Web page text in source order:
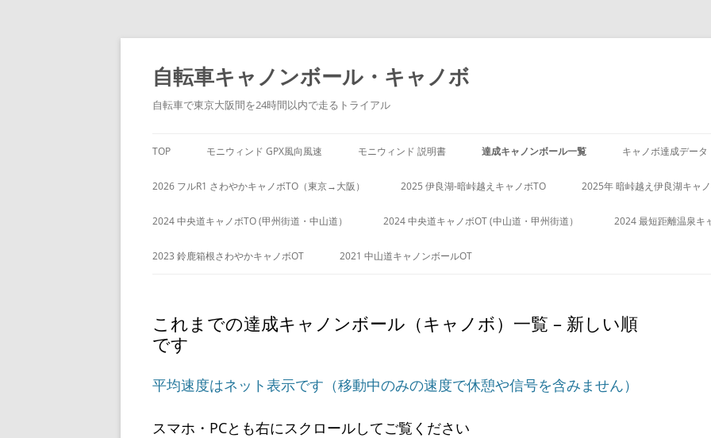
コ
テ
ン
ツ
へ
キ
ッ
自転車キャノンボール・キャノボ
自転車で東京大阪間を24時間以内で走るトライアル
TOP モニウィンド GPX風向風速 モニウィンド 説明書 達成キャノンボール一覧 キャノボ達成データ
2026 フルR1 さわやかキャノボTO（東京→大阪） 2025 伊良湖-暗峠越えキャノボTO 2025年 暗峠越え伊良湖キャ
2024 中央道キャノボTO (甲州街道・中山道） 2024 中央道キャノボOT (中山道・甲州街道） 2024 最短距離温泉キ
2023 鈴鹿箱根さわやかキャノボOT 2021 中山道キャノンボールOT
これまでの達成キャノンボール（キャノボ）一覧 – 新しい順
です
平均速度はネット表示です（移動中のみの速度で休憩や信号を含みません）
スマホ・PCとも右にスクロールしてご覧ください